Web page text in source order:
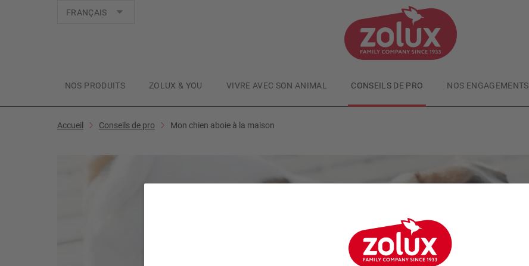
NOS PRODUITS ZOLUX & YOU VIVRE AVEC SON ANIMAL CONSEILS DE PRO NOS ENGAGEMENTS
Langues
FRANÇAIS
Accueil Conseils de pro Mon chien aboie à la maison
Publié le22/03/2019